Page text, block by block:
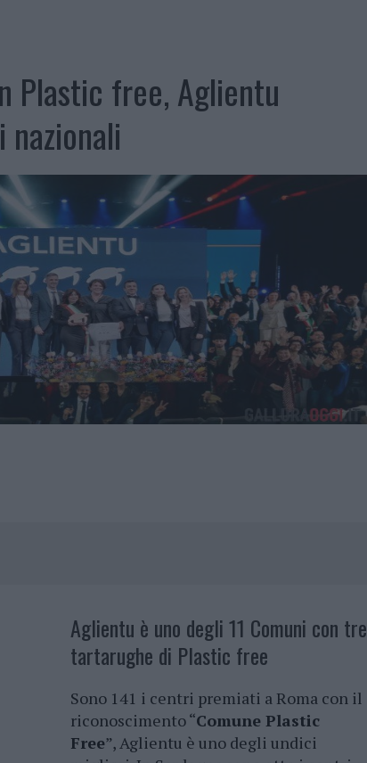
Plastic free, Aglientu
Aglientu è uno degli 11 Comuni con tre
tartarughe di Plastic free
Sono 141 i centri premiati a Roma con il
riconoscimento “Comune Plastic
Free”, Aglientu è uno degli undici